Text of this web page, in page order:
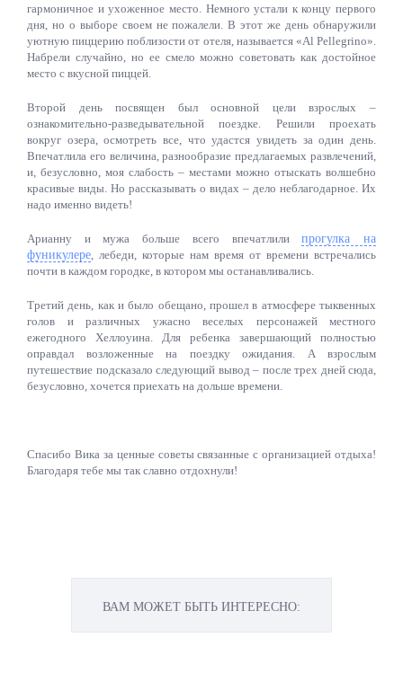
гармоничное и ухоженное место. Немного устали к концу первого
дня, но о выборе своем не пожалели. В этот же день обнаружили
уютную пиццерию поблизости от отеля, называется «Al Pellegrino».
Набрели случайно, но ее смело можно советовать как достойное
место с вкусной пиццей.
Второй день посвящен был основной цели взрослых –
ознакомительно-разведывательной поездке. Решили проехать
вокруг озера, осмотреть все, что удастся увидеть за один день.
Впечатлила его величина, разнообразие предлагаемых развлечений,
и, безусловно, моя слабость – местами можно отыскать волшебно
красивые виды. Но рассказывать о видах – дело неблагодарное. Их
надо именно видеть!
Арианну и мужа больше всего впечатлилипрогулка на
фуникулере, лебеди, которые нам время от времени встречались
почти в каждом городке, в котором мы останавливались.
Третий день, как и было обещано, прошел в атмосфере тыквенных
голов и различных ужасно веселых персонажей местного
ежегодного Хеллоуина. Для ребенка завершающий полностью
оправдал возложенные на поездку ожидания. А взрослым
путешествие подсказало следующий вывод – после трех дней сюда,
безусловно, хочется приехать на дольше времени.
Спасибо Вика за ценные советы связанные с организацией отдыха!
Благодаря тебе мы так славно отдохнули!
ВАМ МОЖЕТ БЫТЬ ИНТЕРЕСНО: